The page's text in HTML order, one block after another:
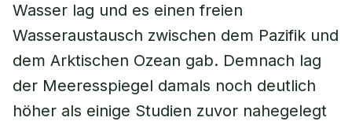
Wasser lag und es einen freien
Wasseraustausch zwischen dem Pazifik und
dem Arktischen Ozean gab. Demnach lag
der Meeresspiegel damals noch deutlich
höher als einige Studien zuvor nahegelegt